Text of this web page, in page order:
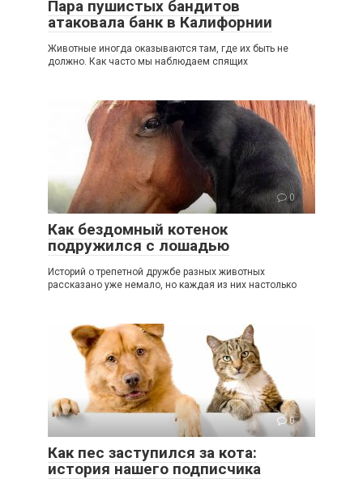
Пара пушистых бандитов
атаковала банк в Калифорнии
Животные иногда оказываются там, где их быть не
должно. Как часто мы наблюдаем спящих
0
Как бездомный котенок
подружился с лошадью
Историй о трепетной дружбе разных животных
рассказано уже немало, но каждая из них настолько
0
Как пес заступился за кота:
история нашего подписчика